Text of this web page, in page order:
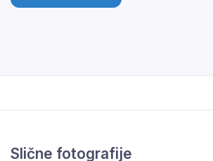
Slične fotografije